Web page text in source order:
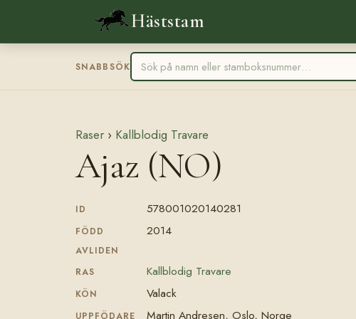
Häststam
SNABBSÖK
Raser › Kallblodig Travare
Ajaz (NO)
ID 578001020140281
FÖDD 2014
AVLIDEN
RAS
Kallblodig Travare
KÖN Valack
UPPFÖDARE Martin Andresen, Oslo, Norge